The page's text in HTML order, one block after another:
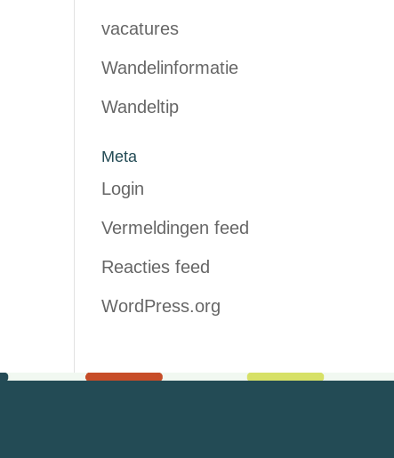
vacatures
Wandelinformatie
Wandeltip
Meta
Login
Vermeldingen feed
Reacties feed
WordPress.org